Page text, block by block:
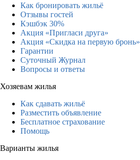
Как бронировать жильё
Отзывы гостей
Кэшбэк 30%
Акция «Пригласи друга»
Акция «Скидка на первую бронь»
Гарантии
Суточный Журнал
Вопросы и ответы
Хозяевам жилья
Как сдавать жильё
Разместить объявление
Бесплатное страхование
Помощь
Варианты жилья